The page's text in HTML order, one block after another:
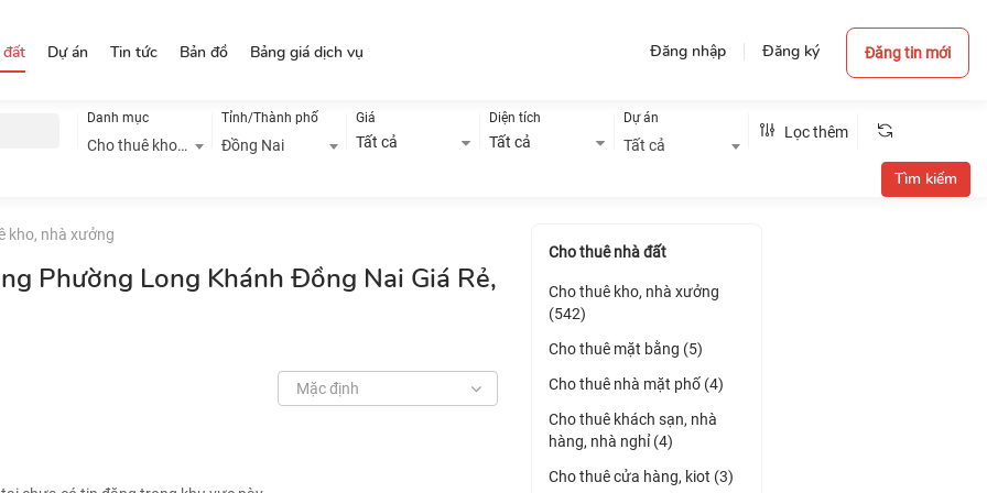
Đăng nhập Đăng ký Đăng tin mới
đất Dự án Tin tức Bản đồ Bảng giá dịch vụ
Danh mục
Cho thuê kho, nhà xưởng
Tỉnh/Thành phố
Đồng Nai
Giá
Tất cả
Diện tích
Tất cả
Dự án
Tất cả
Lọc thêm
kho, nhà xưởng
Phường Long Khánh Đồng Nai Giá Rẻ,
Mặc định
Cho thuê nhà đất
Cho thuê kho, nhà xưởng
(542)
Cho thuê mặt bằng (5)
Cho thuê nhà mặt phố (4)
Cho thuê khách sạn, nhà
hàng, nhà nghỉ (4)
Cho thuê cửa hàng, kiot (3)